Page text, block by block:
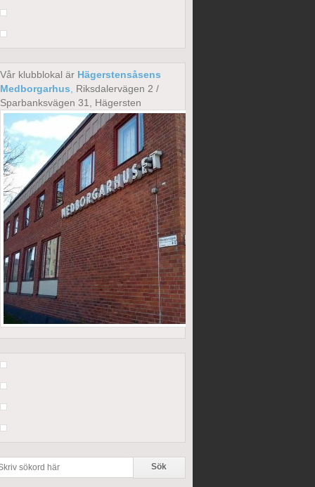
Vår klubblokal är Hägerstensåsens
Medborgarhus
Riksdalervägen 2 /
Sparbanksvägen 31, Hägersten